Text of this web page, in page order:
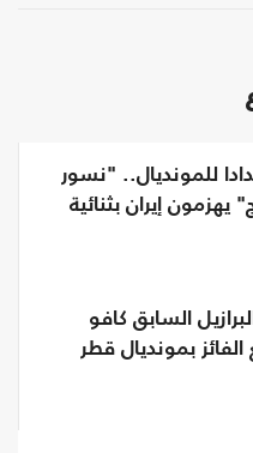
للمونديال.. "نسور
يهزمون إيران بثنائية
السابق كافو
الفائز بمونديال قطر